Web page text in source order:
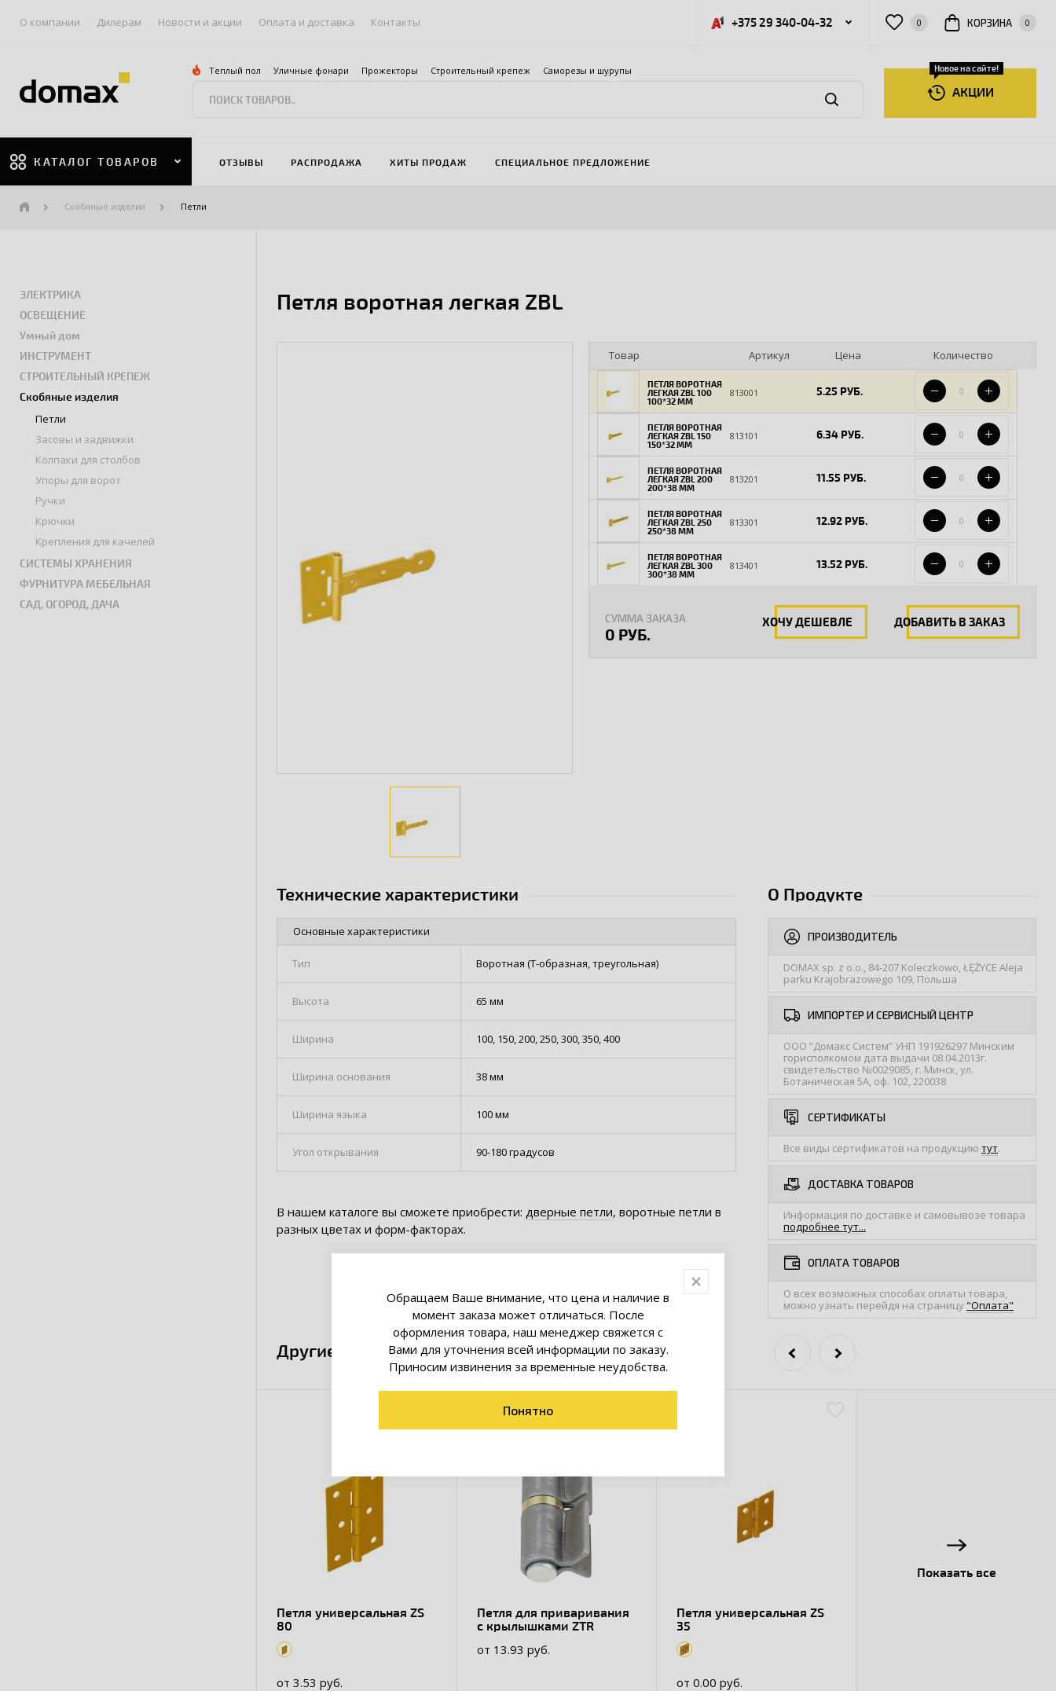
О компании Дилерам Новости и акции Оплата и доставка Контакты +375 29 340-04-32 0 КОРЗИНА 0
Теплый пол Уличные фонари Прожекторы Строительный крепеж Саморезы и шурупы
АКЦИИ
Новое на сайте!
КАТАЛОГ ТОВАРОВ ОТЗЫВЫ РАСПРОДАЖА ХИТЫ ПРОДАЖ СПЕЦИАЛЬНОЕ ПРЕДЛОЖЕНИЕ
Скобяные изделия Петли
ЭЛЕКТРИКА
ОСВЕЩЕНИЕ
Умный дом
ИНСТРУМЕНТ
СТРОИТЕЛЬНЫЙ КРЕПЕЖ
Скобяные изделия
Петли
Засовы и задвижки
Колпаки для столбов
Упоры для ворот
Ручки
Крючки
Крепления для качелей
СИСТЕМЫ ХРАНЕНИЯ
ФУРНИТУРА МЕБЕЛЬНАЯ
САД, ОГОРОД, ДАЧА
Петля воротная легкая ZBL
Товар Артикул Цена Количество
ПЕТЛЯ ВОРОТНАЯ
ЛЕГКАЯ ZBL 100
100*32 ММ
813001 5.25 РУБ.
ПЕТЛЯ ВОРОТНАЯ
ЛЕГКАЯ ZBL 150
150*32 ММ
813101 6.34 РУБ.
ПЕТЛЯ ВОРОТНАЯ
ЛЕГКАЯ ZBL 200
200*38 ММ
813201 11.55 РУБ.
ПЕТЛЯ ВОРОТНАЯ
ЛЕГКАЯ ZBL 250
250*38 ММ
813301 12.92 РУБ.
ПЕТЛЯ ВОРОТНАЯ
ЛЕГКАЯ ZBL 300
300*38 ММ
813401 13.52 РУБ.
СУММА ЗАКАЗА
0 РУБ.
ХОЧУ ДЕШЕВЛЕ ДОБАВИТЬ В ЗАКАЗ
Технические характеристики
Основные характеристики
Тип Воротная (Т-образная, треугольная)
Высота 65 мм
Ширина 100, 150, 200, 250, 300, 350, 400
Ширина основания 38 мм
Ширина языка 100 мм
Угол открывания 90-180 градусов
В нашем каталоге вы сможете приобрести: дверные петли, воротные петли в
разных цветах и форм-факторах.
О Продукте
ПРОИЗВОДИТЕЛЬ
DOMAX sp. z o.o., 84-207 Koleczkowo, ŁĘŻYCE Aleja
parku Krajobrazowego 109, Польша
ИМПОРТЕР И СЕРВИСНЫЙ ЦЕНТР
ООО “Домакс Систем” УНП 191926297 Минским
горисполкомом дата выдачи 08.04.2013г.
свидетельство №0029085, г. Минск, ул.
Ботаническая 5А, оф. 102, 220038
СЕРТИФИКАТЫ
Все виды сертификатов на продукцию тут.
ДОСТАВКА ТОВАРОВ
Информация по доставке и самовывозе товара
подробнее тут...
ОПЛАТА ТОВАРОВ
О всех возможных способах оплаты товара,
можно узнать перейдя на страницу "Оплата"
Другие товары коллекции
Петля универсальная ZS
80
от 3.53 руб.
Петля для приваривания
с крылышками ZTR
от 13.93 руб.
Петля универсальная ZS
35
от 0.00 руб.
Показать все
Обращаем Ваше внимание, что цена и наличие в
момент заказа может отличаться. После
оформления товара, наш менеджер свяжется с
Вами для уточнения всей информации по заказу.
Приносим извинения за временные неудобства.
Понятно